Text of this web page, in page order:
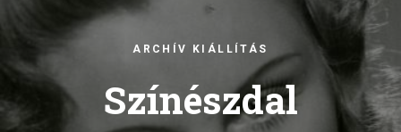
ARCHÍV KIÁLLÍTÁS
Színészdal